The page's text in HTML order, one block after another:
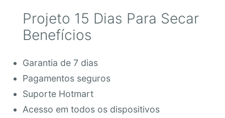
Projeto 15 Dias Para Secar
Benefícios
Garantia de 7 dias
Pagamentos seguros
Suporte Hotmart
Acesso em todos os dispositivos